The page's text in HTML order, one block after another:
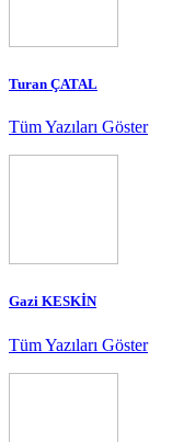
Turan ÇATAL
Tüm Yazıları Göster
Gazi KESKİN
Tüm Yazıları Göster